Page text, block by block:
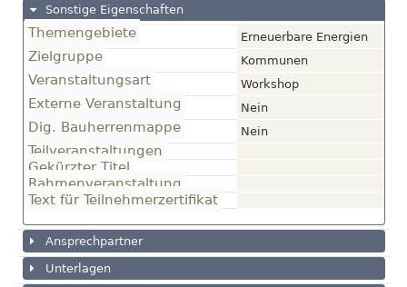
Sonstige Eigenschaften
Themengebiete Erneuerbare Energien
Zielgruppe Kommunen
Veranstaltungsart Workshop
Externe Veranstaltung Nein
Dig. Bauherrenmappe Nein
Teilveranstaltungen
Gekürzter Titel
Rahmenveranstaltung
Text für Teilnehmerzertifikat
Ansprechpartner
Unterlagen